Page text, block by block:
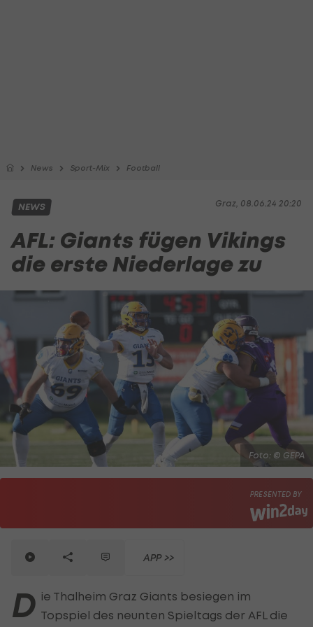
News Sport-Mix Football
Graz, 08.06.24 20:20
NEWS
AFL: Giants fügen Vikings
die erste Niederlage zu
Foto: © GEPA
PRESENTED BY
APP >>
D ie Thalheim Graz Giants besiegen im
Topspiel des neunten Spieltags der AFL die